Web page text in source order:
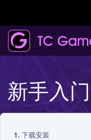
新手入门
下载安装